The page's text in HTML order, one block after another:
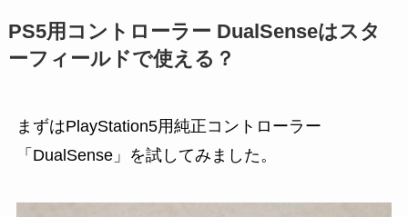
PS5用コントローラー DualSenseはスタ
ーフィールドで使える？
まずはPlayStation5用純正コントローラー
「DualSense」を試してみました。